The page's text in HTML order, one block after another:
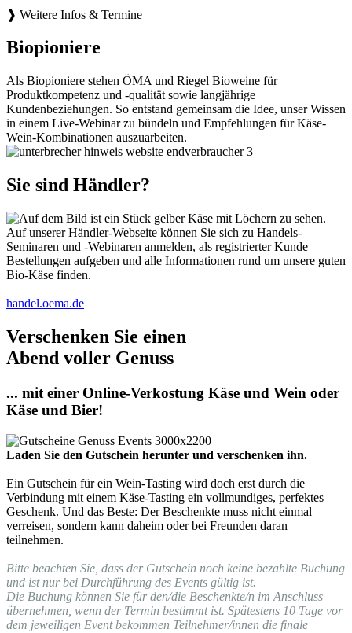
❱ Weitere Infos & Termine
Biopioniere
Als Biopioniere stehen ÖMA und Riegel Bioweine für
Produktkompetenz und -qualität sowie langjährige
Kundenbeziehungen. So entstand gemeinsam die Idee, unser Wissen
in einem Live-Webinar zu bündeln und Empfehlungen für Käse-
Wein-Kombinationen auszuarbeiten.
Sie sind Händler?
Auf unserer Händler-Webseite können Sie sich zu Handels-
Seminaren und -Webinaren anmelden, als registrierter Kunde
Bestellungen aufgeben und alle Informationen rund um unsere guten
Bio-Käse finden.
handel.oema.de
Verschenken Sie einen
Abend voller Genuss
... mit einer Online-Verkostung Käse und Wein oder
Käse und Bier!
Laden Sie den Gutschein herunter und verschenken ihn.
Ein Gutschein für ein Wein-Tasting wird doch erst durch die
Verbindung mit einem Käse-Tasting ein vollmundiges, perfektes
Geschenk. Und das Beste: Der Beschenkte muss nicht einmal
verreisen, sondern kann daheim oder bei Freunden daran
teilnehmen.
Bitte beachten Sie, dass der Gutschein noch keine bezahlte Buchung
und ist nur bei Durchführung des Events gültig ist.
Die Buchung können Sie für den/die Beschenkte/n im Anschluss
übernehmen, wenn der Termin bestimmt ist. Spätestens 10 Tage vor
dem jeweiligen Event bekommen Teilnehmer/innen die finale